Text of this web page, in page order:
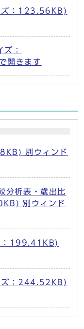
ズ：123.56KB)
：
開きます
別ウィンド
分析表・歳出比
別ウィンド
：199.41KB)
ズ：244.52KB)